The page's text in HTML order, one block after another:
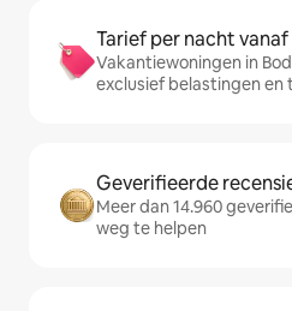
Tarief per nacht vanaf
Vakantiewoningen in
exclusief belastingen en
Geverifieerde
Meer dan 14.960
weg te helpen